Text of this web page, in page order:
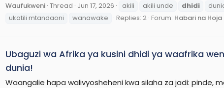
Waufukweni Thread Jun 17, 2026 akili akili unde dhidi
ukatili mtandaoni
wanawake Replies: 2 Forum: Habari na
Ubaguzi wa Afrika ya kusini dhidi ya waafrika
dunia!
Waangalie hapa walivyosheheni kwa silaha za jadi: pinde,